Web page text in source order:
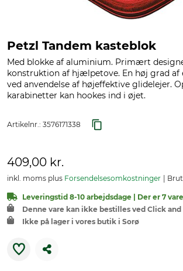
Petzl Tandem kasteblok
Med blokke af aluminium. Primært
konstruktion af hjælpetove. En høj grad af
ved anvendelse af højeffektive glidelejer.
karabinetter kan hookes ind i øjet.
Artikelnr.: 3576171338
409,00 kr.
inkl. moms plus Forsendelsesomkostninger
Leveringstid 8-10 arbejdsdage | Der er 7
Denne vare kan ikke bestilles ved Click
Ikke på lager i vores butik i Sorø